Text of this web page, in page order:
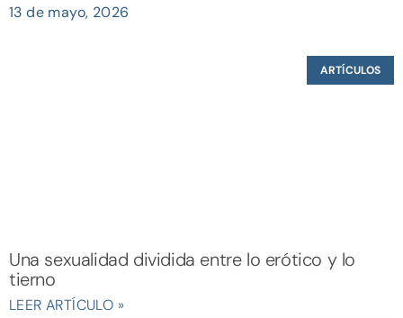
13 de mayo, 2026
ARTÍCULOS
Una sexualidad dividida entre lo erótico y lo
tierno
LEER ARTÍCULO »